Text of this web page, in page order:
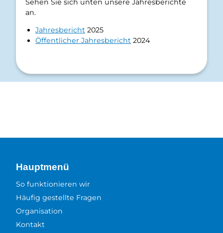
Sehen Sie sich unten unsere Jahresberichte
an.
Jahresbericht 2025
Öffentlicher Jahresbericht 2024
Hauptmenü
So funktionieren wir
Häufig gestellte Fragen
Organisation
Kontakt